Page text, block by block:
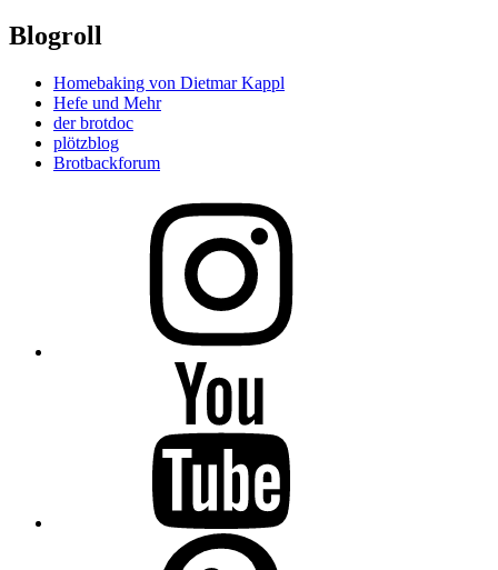
Blogroll
Homebaking von Dietmar Kappl
Hefe und Mehr
der brotdoc
plötzblog
Brotbackforum